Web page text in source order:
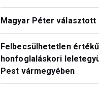
Magyar Péter választott
Felbecsülhetetlen értékű
honfoglaláskori
Pest vármegyében